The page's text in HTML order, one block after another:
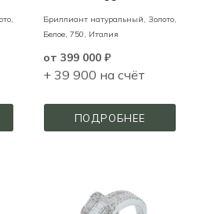
Бриллиант натуральный, Золото,
Белое, 750, Италия
от 399 000 ₽
+ 39 900 на счёт
ПОДРОБНЕЕ